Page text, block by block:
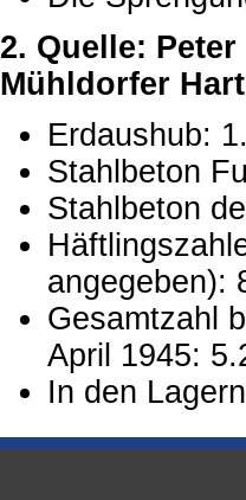
2. Quelle:
Mühldorfer Hart
Erdaushub:
Stahlbeton
Stahlbeton
angegeben):
Gesamtzahl
April 1945:
In den